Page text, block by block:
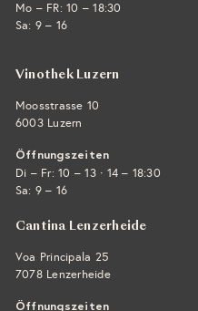
Mo – FR: 10 – 18:30
Sa: 9 – 16
Vinothek Luzern
Moosstrasse 10
6003 Luzern
Öffnungszeiten
Di – Fr: 10 – 13 · 14 – 18:30
Sa: 9 – 16
Cantina Lenzerheide
Voa Principala 25
7078 Lenzerheide
Öffnungszeiten